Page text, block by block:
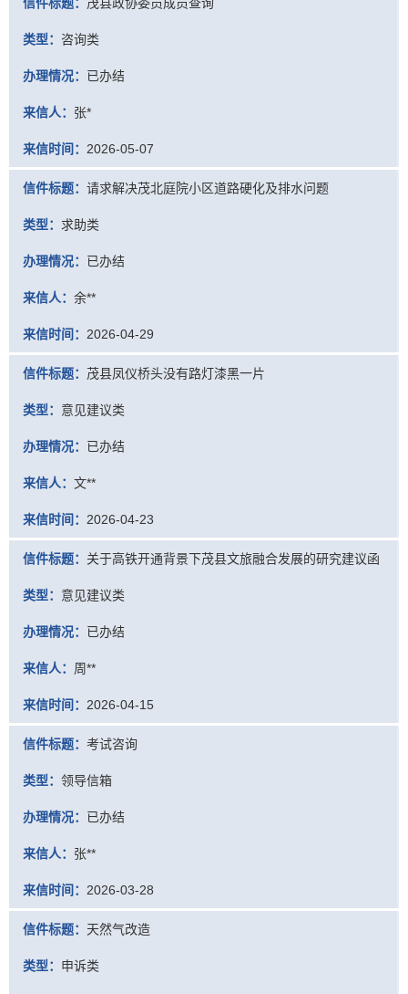
类型： 咨询类
办理情况： 已办结
来信人： 张*
来信时间： 2026-05-07
信件标题： 请求解决茂北庭院小区道路硬化及排水问题
类型： 求助类
办理情况： 已办结
来信人： 余**
来信时间： 2026-04-29
信件标题： 茂县凤仪桥头没有路灯漆黑一片
类型： 意见建议类
办理情况： 已办结
来信人： 文**
来信时间： 2026-04-23
信件标题： 关于高铁开通背景下茂县文旅融合发展的研究建议函
类型： 意见建议类
办理情况： 已办结
来信人： 周**
来信时间： 2026-04-15
信件标题： 考试咨询
类型： 领导信箱
办理情况： 已办结
来信人： 张**
来信时间： 2026-03-28
信件标题： 天然气改造
类型： 申诉类